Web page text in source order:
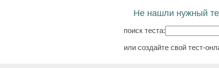
Не нашли нужный
поиск теста:
или создайте свой тест-